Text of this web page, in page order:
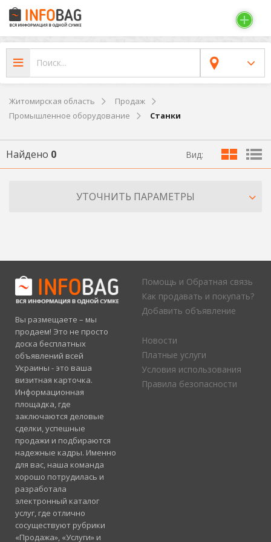
Житомирская область
Продаж
Промышленное оборудование
Станки
Найдено 0 Вид:
УТОЧНИТЬ ПАРАМЕТРЫ
Вы размещаете – мы
продаем! Это не просто
доска бесплатных
объявлений всей
Украины - это ваша
визитная карточка.
Информационная
площадка, где
заключаются деловые
сделки, успешные
продажи и подбираются
надежные кадры. Именно
для вас, наша команда
хорошо потрудилась и
разработала
электронный каталог
услуг, где отлично
сосуществуют рубрики
«Продажа», «Услуги» и
Помощь и Обратная связь
Как продавать и покупать?
Добавить объявление
Новости
Платные услуги
Условия использования
Правила безопасности